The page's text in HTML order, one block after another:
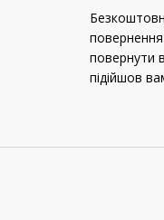
повернути
підійшов